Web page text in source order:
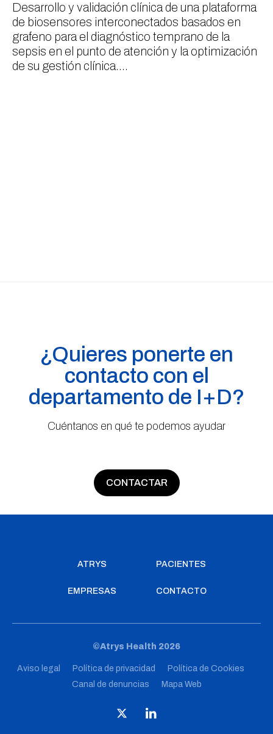
Desarrollo y validación clínica de una plataforma
de biosensores interconectados basados ​​en
grafeno para el diagnóstico temprano de la
sepsis en el punto de atención y la optimización
de su gestión clínica….
¿Quieres ponerte en
contacto con el
departamento de I+D?
Cuéntanos en qué te podemos ayudar
CONTACTAR
ATRYS PACIENTES
EMPRESAS CONTACTO
©Atrys Health 2026
Aviso legal Política de privacidad
Política de Cookies
Canal de denuncias
Mapa Web